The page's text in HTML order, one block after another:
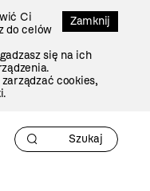
Zamknij
Ci
do celów
się na ich
cookies,